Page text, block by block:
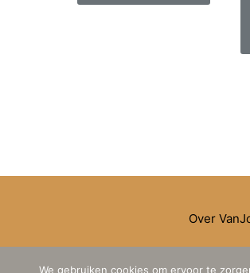
Over
We gebruiken cookies om ervoor te